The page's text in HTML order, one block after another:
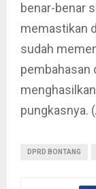
benar-benar
memastikan
sudah
pembahasan
pungkasnya.
DPRD BONTANG